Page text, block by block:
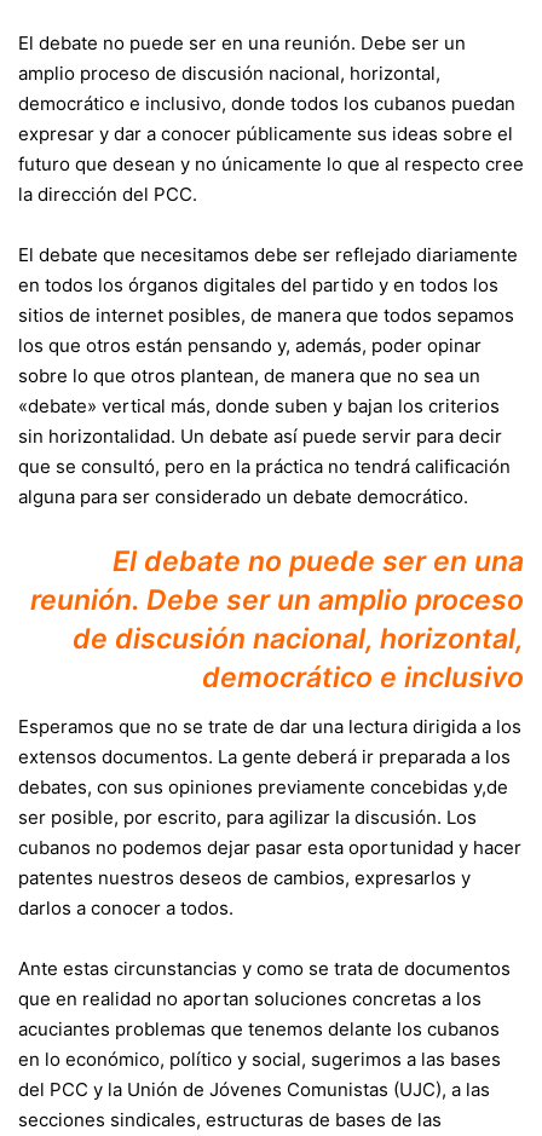
El debate no puede ser en una reunión. Debe ser un
amplio proceso de discusión nacional, horizontal,
democrático e inclusivo, donde todos los cubanos puedan
expresar y dar a conocer públicamente sus ideas sobre el
futuro que desean y no únicamente lo que al respecto cree
la dirección del PCC.
El debate que necesitamos debe ser reflejado diariamente
en todos los órganos digitales del partido y en todos los
sitios de internet posibles, de manera que todos sepamos
los que otros están pensando y, además, poder opinar
sobre lo que otros plantean, de manera que no sea un
«debate» vertical más, donde suben y bajan los criterios
sin horizontalidad. Un debate así puede servir para decir
que se consultó, pero en la práctica no tendrá calificación
alguna para ser considerado un debate democrático.
El debate no puede ser en una
reunión. Debe ser un amplio proceso
de discusión nacional, horizontal,
democrático e inclusivo
Esperamos que no se trate de dar una lectura dirigida a los
extensos documentos. La gente deberá ir preparada a los
debates, con sus opiniones previamente concebidas y,de
ser posible, por escrito, para agilizar la discusión. Los
cubanos no podemos dejar pasar esta oportunidad y hacer
patentes nuestros deseos de cambios, expresarlos y
darlos a conocer a todos.
Ante estas circunstancias y como se trata de documentos
que en realidad no aportan soluciones concretas a los
acuciantes problemas que tenemos delante los cubanos
en lo económico, político y social, sugerimos a las bases
del PCC y la Unión de Jóvenes Comunistas (UJC), a las
secciones sindicales, estructuras de bases de las